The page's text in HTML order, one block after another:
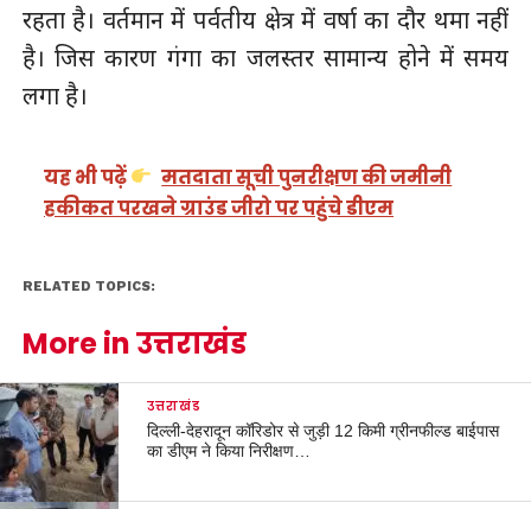
रहता है। वर्तमान में पर्वतीय क्षेत्र में वर्षा का दौर थमा नहीं
है। जिस कारण गंगा का जलस्तर सामान्य होने में समय
लगा है।
यह भी पढ़ें
मतदाता सूची पुनरीक्षण की जमीनी
हकीकत परखने ग्राउंड जीरो पर पहुंचे डीएम
RELATED TOPICS:
More in उत्तराखंड
उत्तराखंड
दिल्ली-देहरादून कॉरिडोर से जुड़ी 12 किमी ग्रीनफील्ड बाईपास
का डीएम ने किया निरीक्षण…